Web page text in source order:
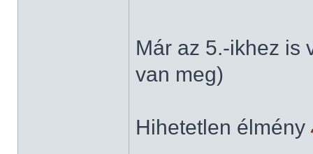
Már az 5.-ikhez is
van meg)
Hihetetlen élmény